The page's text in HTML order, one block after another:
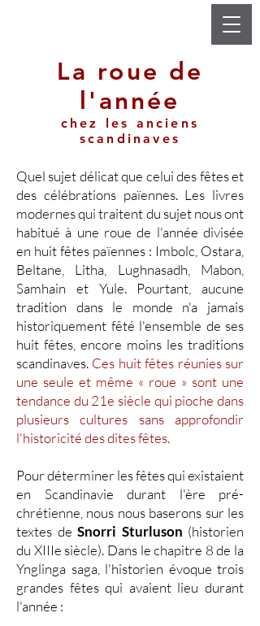
La roue de
l'année
chez les anciens
scandinaves
Quel sujet délicat que celui des fêtes et
des célébrations païennes. Les livres
modernes qui traitent du sujet nous ont
habitué à une roue de l'année divisée
en huit fêtes païennes : Imbolc, Ostara,
Beltane, Litha, Lughnasadh, Mabon,
Samhain et Yule. Pourtant, aucune
tradition dans le monde n'a jamais
historiquement fêté l'ensemble de ses
huit fêtes, encore moins les traditions
scandinaves. Ces huit fêtes réunies sur
une seule et même « roue » sont une
tendance du 21e siècle qui pioche dans
plusieurs cultures sans approfondir
l'historicité des dites fêtes.
Pour déterminer les fêtes qui existaient
en Scandinavie durant l'ère pré-
chrétienne, nous nous baserons sur les
textes de Snorri Sturluson (historien
du XIIIe siècle). Dans le chapitre 8 de la
Ynglinga saga, l'historien évoque trois
grandes fêtes qui avaient lieu durant
l'année :